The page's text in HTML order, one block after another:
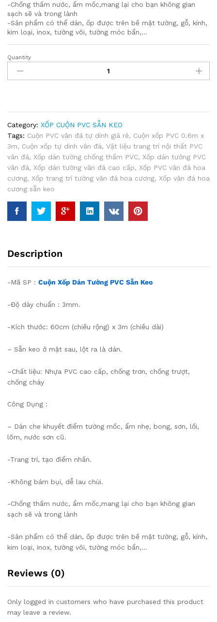
️-Chống thấm nước, ẩm mốc,mang lại cho bạn không gian
sạch sẽ và trong lành
-️Sản phẩm có thể dán, ốp được trên bề mặt tường, gỗ, kính,
kim loại, inox, tường vôi, tường móc bẩn,…
Xốp
Cuộn
Dán
Sẵn
Keo
0.6m
x
3m
Đá
Cẩm
Thạch
Biển
quantity
Quantity
Category: XỐP CUỘN PVC SẴN KEO
Tags: Cuộn PVC vân đá tự dính giá rẻ, Cuộn xốp PVC 0.6m x
3m, Cuộn xốp tự dính vân đá, Vật liệu trang trí nội thất PVC
vân đá, Xốp dán tường chống thấm PVC, Xốp dán tường PVC
vân đá, Xốp dán tường vân đá cao cấp, Xốp PVC vân đá hoa
cương, Xốp trang trí tường vân đá hoa cương, Xốp vân đá hoa
cương sẵn keo
Description
-Mã SP : Cuộn Xốp Dán Tường PVC Sẵn Keo
-Độ dày chuẩn : 3mm.
-Kích thước: 60cm (chiều rộng) x 3m (chiều dài)
– Sẵn keo ở mặt sau, lột ra là dán.
–Chất liệu: Nhựa PVC cao cấp, chống trơn, chống trượt,
chống cháy
Công Dụng :
– ️Dán che khuyết điểm tường mốc, ẩm nhẹ, bong, sơn, lồi,
lõm, nước sơn cũ.
-️Trang trí, tạo điểm nhấn.
️-Không bám bụi, dễ lau chùi.
️-Chống thấm nước, ẩm mốc,mang lại cho bạn không gian
sạch sẽ và trong lành
-️Sản phẩm có thể dán, ốp được trên bề mặt tường, gỗ, kính,
kim loại, inox, tường vôi, tường móc bẩn,…
Reviews (0)
Only logged in customers who have purchased this product
may leave a review.